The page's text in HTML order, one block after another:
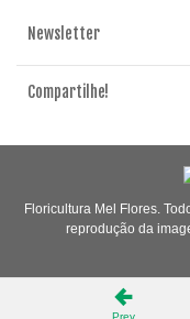
Newsletter
Compartilhe!
Floricultura Mel Flores.
reprodução da
Prev